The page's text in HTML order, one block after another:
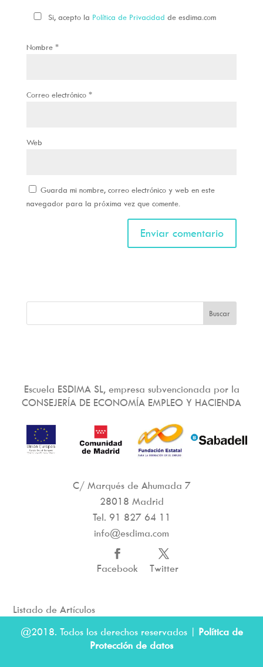
Si, acepto la Política de Privacidad de esdima.com
Nombre *
Correo electrónico *
Web
Guarda mi nombre, correo electrónico y web en este
navegador para la próxima vez que comente.
Escuela ESDIMA SL, empresa subvencionada por la
CONSEJERÍA DE ECONOMÍA EMPLEO Y HACIENDA
C/ Marqués de Ahumada 7
28018 Madrid
Tel. 91 827 64 11
info@esdima.com
Facebook Twitter
Listado de Artículos
@2018. Todos los derechos reservados | Política de
Protección de datos